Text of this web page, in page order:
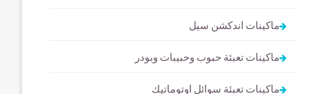
ماكينات اندكشن سيل
ماكينات تعبئة حبوب وحبيبات وبودر
ماكينات تعبئة سوائل اوتوماتيك